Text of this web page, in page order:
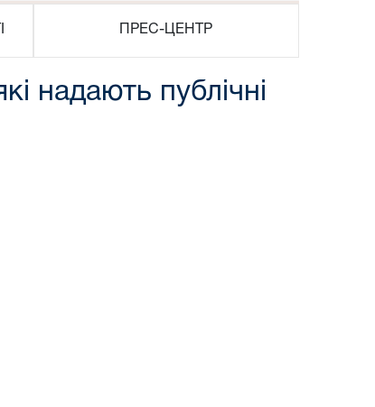
ПРЕС-ЦЕНТР
надають публічні